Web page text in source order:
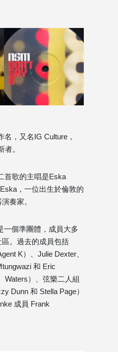
名，又名IG Culture，
者。
首歌的主唱是Eska
，一位出生於倫敦的
奏家。
一個準團體，成員大多
。過去的成員包括
K）、Julie Dexter、
和 Eric
Waters）、弦樂二人組
Dunn 和 Stella Page）
成員 Frank